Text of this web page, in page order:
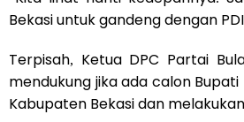
Bekasi untuk gandeng dengan
Terpisah, Ketua DPC Partai
mendukung jika ada calon
Kabupaten Bekasi dan